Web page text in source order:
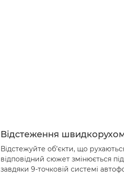
Відстеження
Відстежуйте об’єкти, що
відповідний сюжет змінюється
завдяки 9-точковій системі